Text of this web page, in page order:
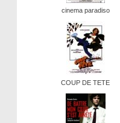
cinema paradiso
COUP DE TETE